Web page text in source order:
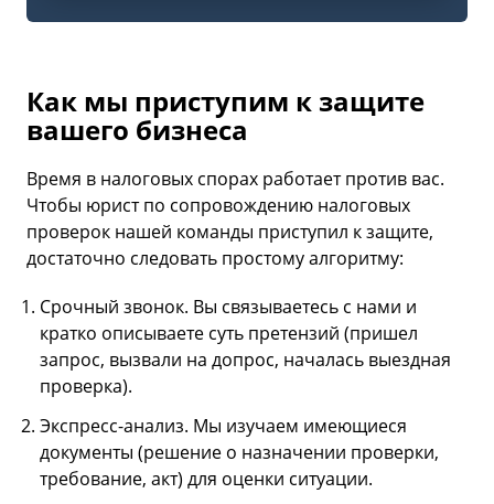
Как мы приступим к защите
вашего бизнеса
Время в налоговых спорах работает против вас.
Чтобы юрист по сопровождению налоговых
проверок нашей команды приступил к защите,
достаточно следовать простому алгоритму:
Срочный звонок. Вы связываетесь с нами и
кратко описываете суть претензий (пришел
запрос, вызвали на допрос, началась выездная
проверка).
Экспресс-анализ. Мы изучаем имеющиеся
документы (решение о назначении проверки,
требование, акт) для оценки ситуации.